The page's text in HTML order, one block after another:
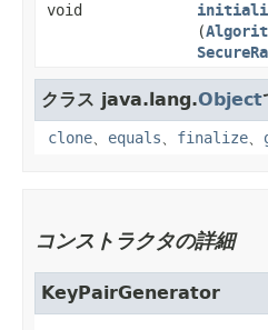
void
(
クラス java.lang.Object
clone、 equals、 finalize、
コンストラクタの詳細
KeyPairGenerator